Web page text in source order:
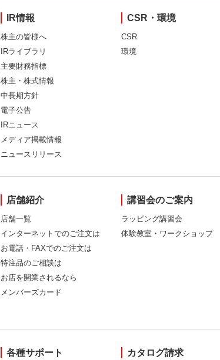
IR情報
株主の皆様へ
IRライブラリ
主要財務指標
株主・株式情報
中長期方針
電子公告
IRニュース
メディア掲載情報
ニュースリリース
CSR・環境
CSR
環境
店舗紹介
店舗一覧
インターネットでのご注文は
お電話・FAXでのご注文は
特注品のご相談は
お店を開業されるなら
メンバーズカード
講習会のご案内
ラッピング講習会
体験教室・ワークショップ
各種サポート カタログ請求